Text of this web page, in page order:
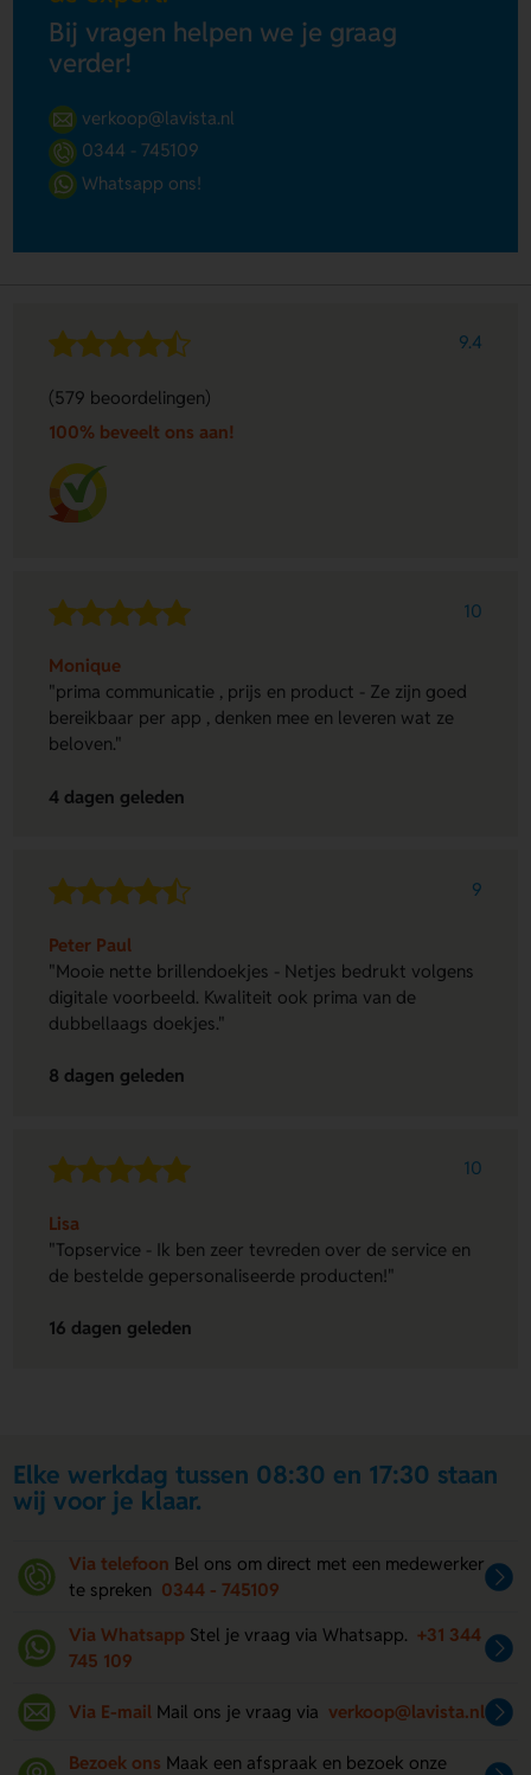
Bij vragen helpen we je graag
verder!
verkoop@lavista.nl
0344 - 745109
Whatsapp ons!
9.4
(579 beoordelingen)
100% beveelt ons aan!
10
Monique
"prima communicatie , prijs en product - Ze zijn goed
bereikbaar per app , denken mee en leveren wat ze
beloven."
4 dagen geleden
9
Peter Paul
"Mooie nette brillendoekjes - Netjes bedrukt volgens
digitale voorbeeld. Kwaliteit ook prima van de
dubbellaags doekjes."
8 dagen geleden
10
Lisa
"Topservice - Ik ben zeer tevreden over de service en
de bestelde gepersonaliseerde producten!"
16 dagen geleden
Elke werkdag tussen 08:30 en 17:30 staan
wij voor je klaar.
Via telefoon Bel ons om direct met een medewerker
te spreken 0344 - 745109
Via Whatsapp Stel je vraag via Whatsapp. +31 344
745 109
Via E-mail Mail ons je vraag via verkoop@lavista.nl
Bezoek ons Maak een afspraak en bezoek onze